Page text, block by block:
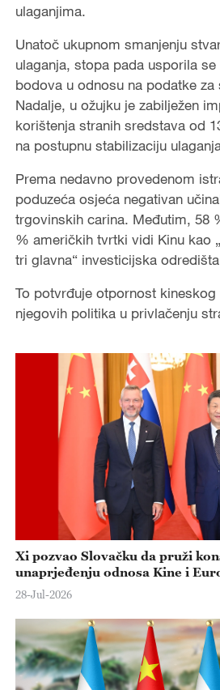
ulaganjima.
Unatoč ukupnom smanjenju
ulaganja, stopa pada usporila
bodova u odnosu na podatke za
Nadalje, u ožujku je zabilježen
korištenja stranih sredstava od
na postupnu stabilizaciju
Prema nedavno provedenom
poduzeća osjeća negativan
trgovinskih carina. Međutim, 58
% američkih tvrtki vidi Kinu kao
tri glavna“ investicijska
To potvrđuje otpornost
njegovih politika u privlačenju
Xi pozvao Slovačku da pruži
unaprjeđenju odnosa Kine i
28-Jul-2026